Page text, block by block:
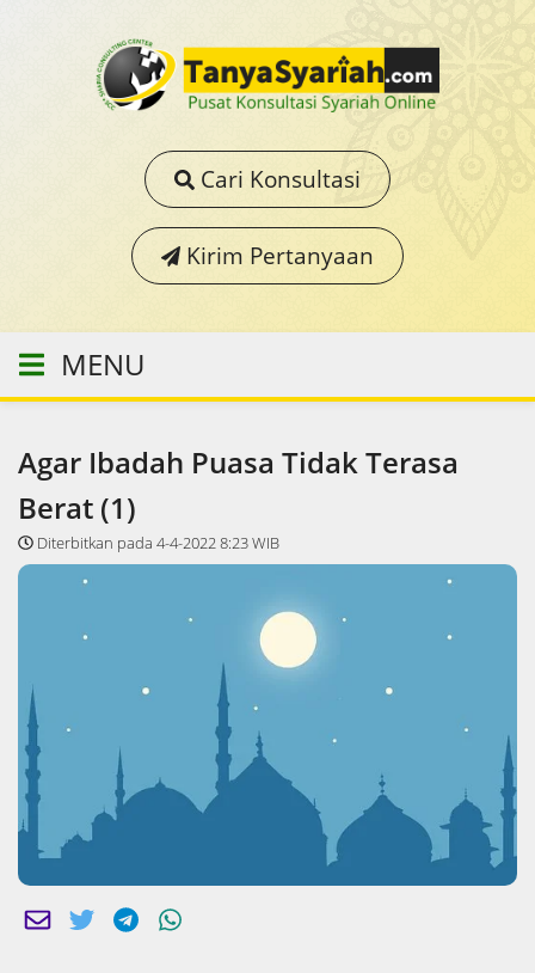
Cari Konsultasi
Kirim Pertanyaan
MENU
Agar Ibadah Puasa Tidak Terasa
Berat (1)
Diterbitkan pada 4-4-2022 8:23 WIB